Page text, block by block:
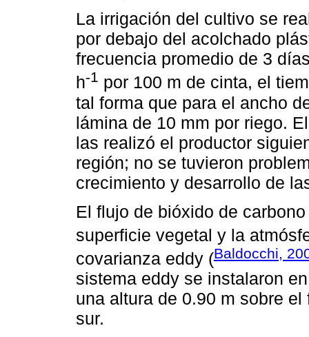
La irrigación del cultivo se
por debajo del acolchado
frecuencia promedio de 3
h-1 por 100 m de cinta, el
tal forma que para el ancho
lámina de 10 mm por riego.
las realizó el productor
región; no se tuvieron
crecimiento y desarrollo de
El flujo de bióxido de carbono
superficie vegetal y la
covarianza eddy (Baldocchi,
sistema eddy se instalaron
una altura de 0.90 m sobre
sur.